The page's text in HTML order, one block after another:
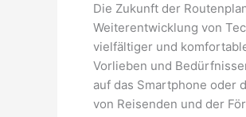
Die Zukunft der
Weiterentwicklung von
vielfältiger und
Vorlieben und
auf das Smartphone oder
von Reisenden und der